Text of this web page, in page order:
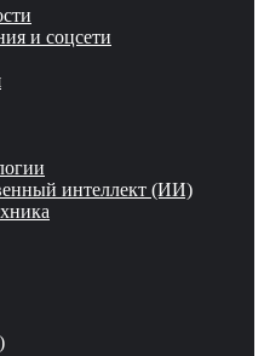
и соцсети
интеллект (ИИ)